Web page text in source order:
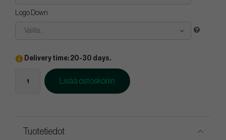
Logo Down
Valita...
Delivery time: 20-30 days.
Lisää ostoskoriin
Tuotetiedot